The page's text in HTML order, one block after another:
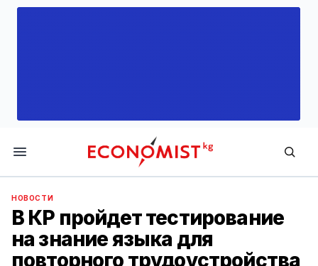
Economist.kg
НОВОСТИ
В КР пройдет тестирование
на знание языка для
повторного трудоустройства